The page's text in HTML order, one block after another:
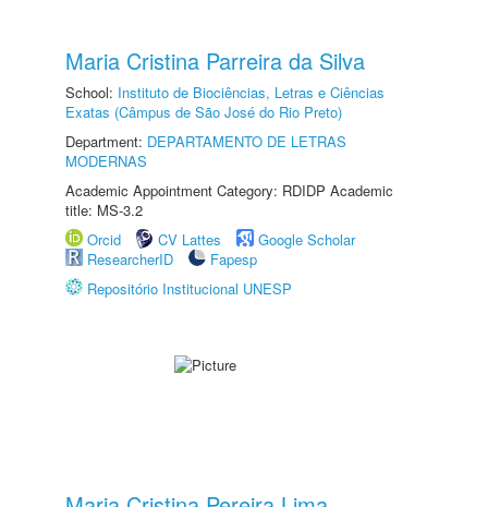
Maria Cristina Parreira da Silva
School: Instituto de Biociências, Letras e Ciências
Exatas (Câmpus de São José do Rio Preto)
Department: DEPARTAMENTO DE LETRAS
MODERNAS
Academic Appointment Category: RDIDP Academic
title: MS-3.2
Orcid
CV Lattes
Google Scholar
ResearcherID
Fapesp
Repositório Institucional UNESP